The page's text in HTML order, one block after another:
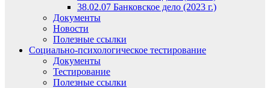
38.02.07 Банковское дело (2023 г.)
Документы
Новости
Полезные ссылки
Социально-психологическое тестирование
Документы
Тестирование
Полезные ссылки